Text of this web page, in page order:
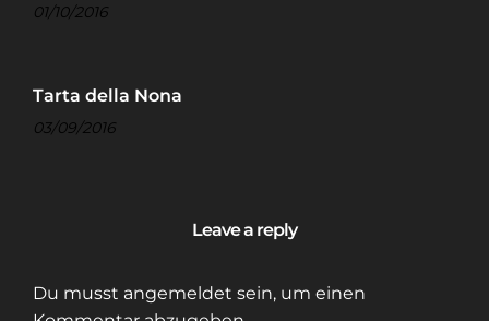
01/10/2016
Tarta della Nona
03/09/2016
Leave a reply
Du musst angemeldet sein, um einen